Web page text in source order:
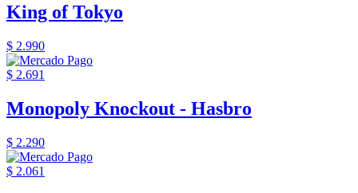
King of Tokyo
$ 2.990
$ 2.691
Monopoly Knockout - Hasbro
$ 2.290
$ 2.061